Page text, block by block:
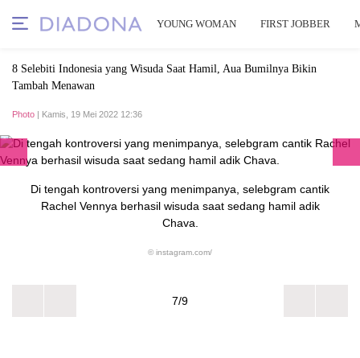
YOUNG WOMAN FIRST JOBBER
8 Selebiti Indonesia yang Wisuda Saat Hamil, Aua Bumilnya Bikin
Tambah Menawan
Photo | Kamis, 19 Mei 2022 12:36
Di tengah kontroversi yang menimpanya, selebgram cantik
Rachel Vennya berhasil wisuda saat sedang hamil adik
Chava.
© instagram.com/
7/9